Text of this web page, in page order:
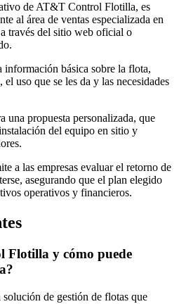
de AT&T Control Flotilla, es
al área de ventas especializada en
través del sitio web oficial o
información básica sobre la flota,
uso que se les da y las necesidades
una propuesta personalizada, que
del equipo en sitio y
a las empresas evaluar el retorno de
asegurando que el plan elegido
operativos y financieros.
Flotilla y cómo puede
de gestión de flotas que